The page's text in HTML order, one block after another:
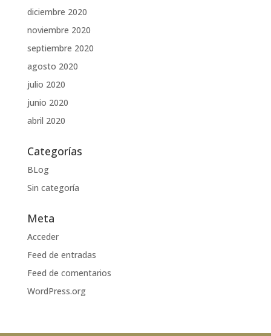
diciembre 2020
noviembre 2020
septiembre 2020
agosto 2020
julio 2020
junio 2020
abril 2020
Categorías
BLog
Sin categoría
Meta
Acceder
Feed de entradas
Feed de comentarios
WordPress.org